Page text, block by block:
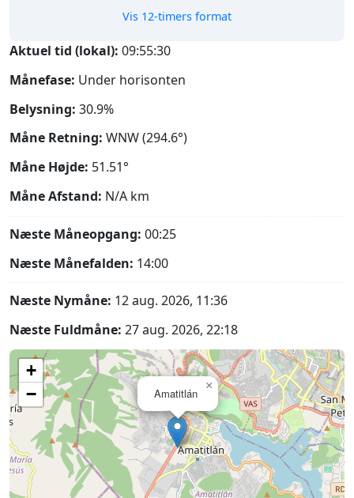
Vis 12-timers format
Aktuel tid (lokal): 09:55:30
Månefase: Under horisonten
Belysning: 30.9%
Måne Retning: WNW (294.6°)
Måne Højde: 51.51°
Måne Afstand: N/A km
Næste Måneopgang: 00:25
Næste Månefalden: 14:00
Næste Nymåne: 12 aug. 2026, 11:36
Næste Fuldmåne: 27 aug. 2026, 22:18
Amatitlán
×
+
−